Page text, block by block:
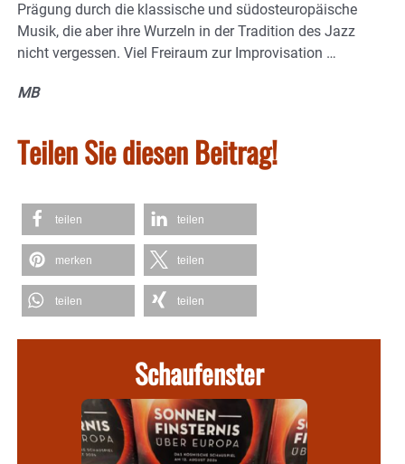
Prägung durch die klassische und südosteuropäische
Musik, die aber ihre Wurzeln in der Tradition des Jazz
nicht vergessen. Viel Freiraum zur Improvisation …
MB
Teilen Sie diesen Beitrag!
teilen teilen
merken teilen
teilen teilen
Schaufenster